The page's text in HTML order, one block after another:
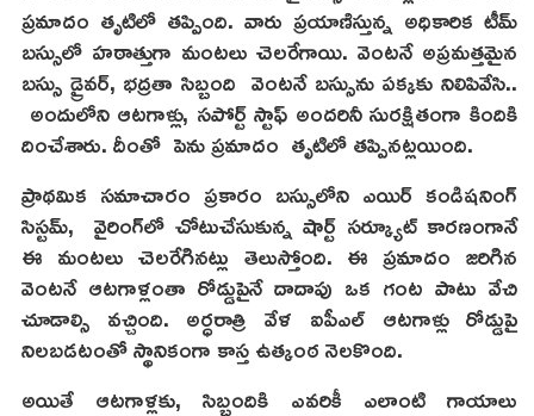
ప్రమాదం తృటిలో తప్పింది. వారు ప్రయాణిస్తున్న అధికారిక టీమ్
బస్సులో హఠాత్తుగా మంటలు చెలరేగాయి. వెంటనే అప్రమత్తమైన
బస్సు డ్రైవర్, భద్రతా సిబ్బంది వెంటనే బస్సును పక్కకు నిలిపివేసి..
అందులోని ఆటగాళ్లు, సపోర్ట్ స్టాఫ్ అందరినీ సురక్షితంగా కిందికి
దించేశారు. దీంతో పెను ప్రమాదం తృటిలో తప్పినట్లయింది.
ప్రాథమిక సమాచారం ప్రకారం బస్సులోని ఎయిర్ కండిషనింగ్
సిస్టమ్, వైరింగ్‌లో చోటుచేసుకున్న షార్ట్ సర్క్యూట్ కారణంగానే
ఈ మంటలు చెలరేగినట్లు తెలుస్తోంది. ఈ ప్రమాదం జరిగిన
వెంటనే ఆటగాళ్లంతా రోడ్డుపైనే దాదాపు ఒక గంట పాటు వేచి
చూడాల్సి వచ్చింది. అర్ధరాత్రి వేళ ఐపీఎల్ ఆటగాళ్లు రోడ్డుపై
నిలబడటంతో స్థానికంగా కాస్త ఉత్కంఠ నెలకొంది.
అయితే ఆటగాళ్లకు, సిబ్బందికి ఎవరికీ ఎలాంటి గాయాలు